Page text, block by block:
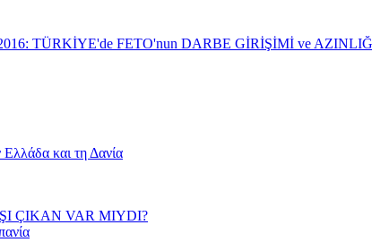
TÜRKİYE'de FETO'nun DARBE GİRİŞİMİ ve
και τη Δανία
ÇIKAN VAR MIYDI?